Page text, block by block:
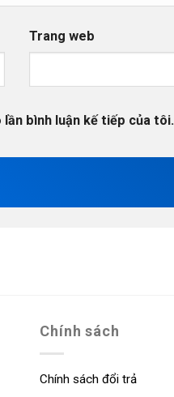
Trang web
bình luận kế tiếp của tôi.
Chính sách
Chính sách đổi trả